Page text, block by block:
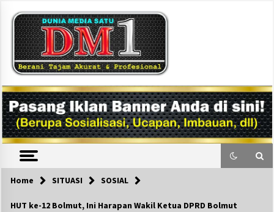
content
DM1
Home SITUASI SOSIAL
HUT ke-12 Bolmut, Ini Harapan Wakil Ketua DPRD Bolmut